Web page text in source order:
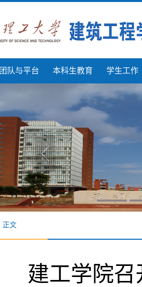
团队与平台 本科生教育 学生工作
正文
建工学院